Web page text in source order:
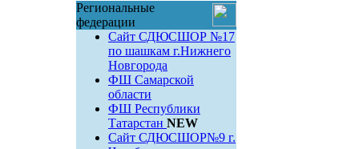
Региональные
федерации
Сайт СДЮСШОР №17
по шашкам г.Нижнего
Новгорода
ФШ Самарской
области
ФШ Республики
Татарстан NEW
Сайт СДЮСШОР№9 г.